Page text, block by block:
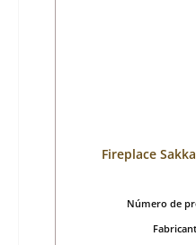
Fireplace
Número de